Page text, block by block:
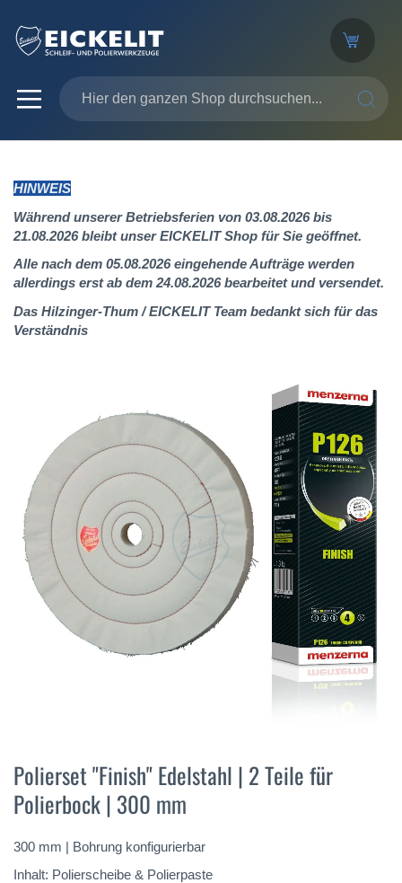
SUCHE
HINWEIS
Während unserer Betriebsferien von 03.08.2026 bis
21.08.2026 bleibt unser EICKELIT Shop für Sie geöffnet.
Alle nach dem 05.08.2026 eingehende Aufträge werden
allerdings erst ab dem 24.08.2026 bearbeitet und versendet.
Das Hilzinger-Thum / EICKELIT Team bedankt sich für das
Verständnis
Bildergalerie
springen
der
Bildergalerie
springen
Polierset "Finish" Edelstahl | 2 Teile für
Polierbock | 300 mm
300 mm | Bohrung konfigurierbar
Inhalt: Polierscheibe & Polierpaste